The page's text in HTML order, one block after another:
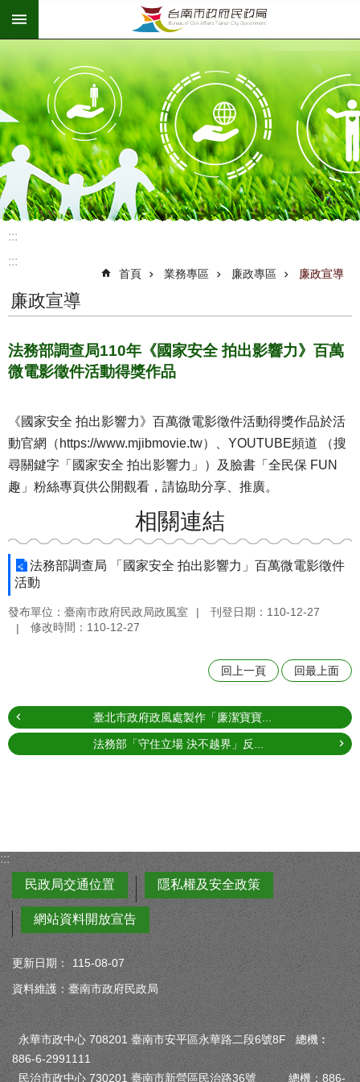
跳到主要內容區塊
:::
:::
首頁 業務專區 廉政專區 廉政宣導
廉政宣導
法務部調查局110年《國家安全 拍出影響力》百萬
微電影徵件活動得獎作品
《國家安全 拍出影響力》百萬微電影徵件活動得獎作品於活
動官網（https://www.mjibmovie.tw）、YOUTUBE頻道 （搜
尋關鍵字「國家安全 拍出影響力」）及臉書「全民保 FUN
趣」粉絲專頁供公開觀看，請協助分享、推廣。
相關連結
法務部調查局 「國家安全 拍出影響力」百萬微電影徵件
活動
發布單位：臺南市政府民政局政風室
刊登日期：110-12-27
修改時間：110-12-27
回上一頁 回最上面
臺北市政府政風處製作「廉潔寶寶...
法務部「守住立場 決不越界」反...
:::
民政局交通位置
隱私權及安全政策
網站資料開放宣告
更新日期：
115-08-07
資料維護：臺南市政府民政局
永華市政中心 708201 臺南市安平區永華路二段6號8F 總機︰
886-6-2991111
民治市政中心 730201 臺南市新營區民治路36號 總機：886-